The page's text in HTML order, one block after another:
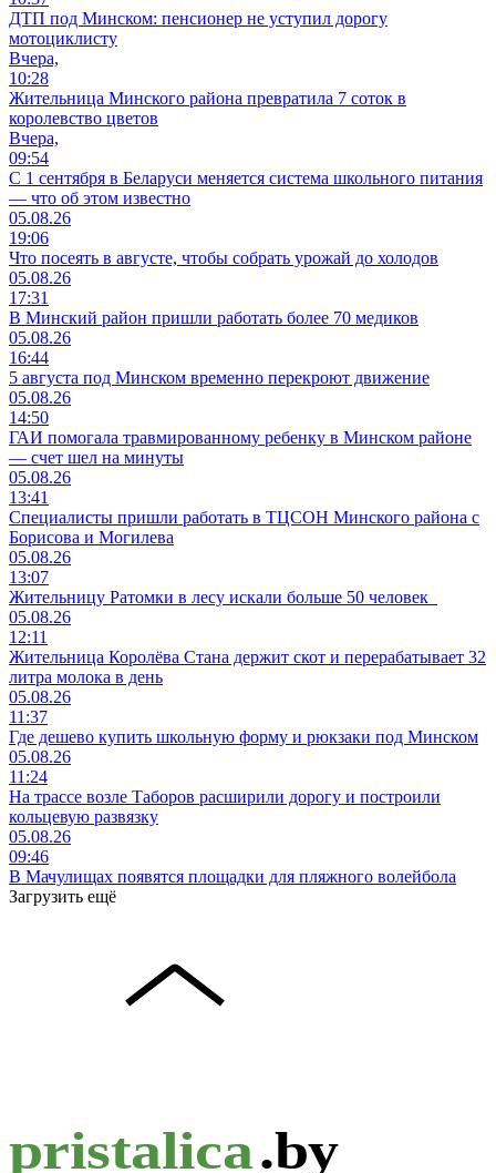
ДТП под Минском: пенсионер не уступил дорогу
мотоциклисту
Вчера,
10:28
Жительница Минского района превратила 7 соток в
королевство цветов
Вчера,
09:54
С 1 сентября в Беларуси меняется система школьного питания
— что об этом известно
05.08.26
19:06
Что посеять в августе, чтобы собрать урожай до холодов
05.08.26
17:31
В Минский район пришли работать более 70 медиков
05.08.26
16:44
5 августа под Минском временно перекроют движение
05.08.26
14:50
ГАИ помогала травмированному ребенку в Минском районе
— счет шел на минуты
05.08.26
13:41
Специалисты пришли работать в ТЦСОН Минского района с
Борисова и Могилева
05.08.26
13:07
Жительницу Ратомки в лесу искали больше 50 человек
05.08.26
12:11
Жительница Королёва Стана держит скот и перерабатывает 32
литра молока в день
05.08.26
11:37
Где дешево купить школьную форму и рюкзаки под Минском
05.08.26
11:24
На трассе возле Таборов расширили дорогу и построили
кольцевую развязку
05.08.26
09:46
В Мачулищах появятся площадки для пляжного волейбола
Загрузить ещё